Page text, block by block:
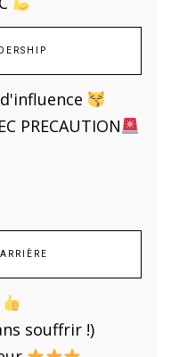
PRECAUTION
souffrir !)